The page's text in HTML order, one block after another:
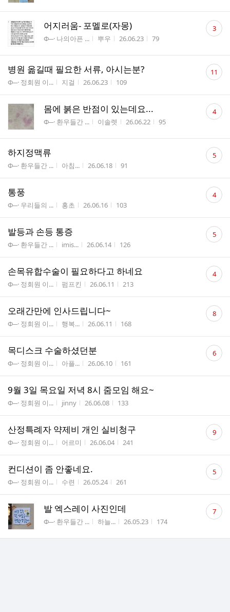
어지러움- 포멜로(자몽)
게시판명
Φ─· 나의아픈 ... 작성자
뿌우 작성시간
26.06.23 조회수
79
댓
글 3
병원 옮길때 필요한 서류, 아시는분?
게시판명
Φ─· 정회원 이... 작성자
지걸 작성시간
26.06.23 조회수
109
댓
글11
몸에 붉은 반점이 있는데요...
게시판명
Φ─· 환우들간 ... 작성자
이솔렛 작성시간
26.06.22 조회수
95
댓
글 4
하지정맥류
게시판명
Φ─· 환우들간 ... 작성자
아침... 작성시간
26.06.18 조회수
91
댓
글 5
통풍
게시판명
Φ─· 우리들의 ... 작성자
홍초 작성시간
26.06.16 조회수
103
댓
글 4
발등과 손등 통증
게시판명
Φ─· 환우들간 ... 작성자
imis... 작성시간
26.06.14 조회수
126
댓
글 5
손목유합수술이 필요하다고 하네요
게시판명
Φ─· 정회원 이... 작성자
펌프킨 작성시간
26.06.11 조회수
213
댓
글 4
오래간만에 인사드립니다~
게시판명
Φ─· 정회원 이... 작성자
행복... 작성시간
26.06.11 조회수
168
댓
글 8
목디스크 수술하셨던분
게시판명
Φ─· 정회원 이... 작성자
아플... 작성시간
26.06.10 조회수
161
댓
글 6
9월 3일 목요일 저녁 8시 줌모임 해요~
게시판명
Φ─· 정회원 이... 작성자
jinny 작성시간
26.06.08 조회수
133
산정특례자 약제비 개인 실비청구
게시판명
Φ─· 정회원 이... 작성자
어르미 작성시간
26.06.04 조회수
241
댓
글 9
컨디션이 좀 안좋네요.
게시판명
Φ─· 정회원 이... 작성자
수련 작성시간
26.05.24 조회수
261
댓
글 5
발 엑스레이 사진인데
게시판명
Φ─· 환우들간 ... 작성자
하늘... 작성시간
26.05.23 조회수
174
댓
글 7